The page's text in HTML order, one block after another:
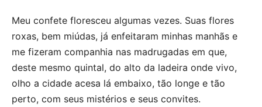
Meu confete floresceu algumas vezes. Suas flores
roxas, bem miúdas, já enfeitaram minhas manhãs e
me fizeram companhia nas madrugadas em que,
deste mesmo quintal, do alto da ladeira onde vivo,
olho a cidade acesa lá embaixo, tão longe e tão
perto, com seus mistérios e seus convites.